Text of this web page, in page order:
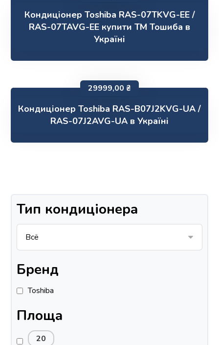
Кондиціонер Toshiba RAS-07TKVG-EE /
RAS-07TAVG-EE купити ТМ Тошиба в
Україні
Кондиціонер Toshiba RAS-B07J2KVG-UA /
RAS-07J2AVG-UA в Україні
29999,00 ₴
Тип кондиціонера
Бренд
Toshiba
Площа
20